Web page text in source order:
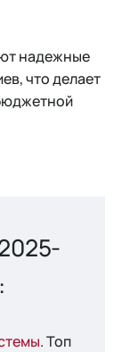
надежные
что делает
. Топ